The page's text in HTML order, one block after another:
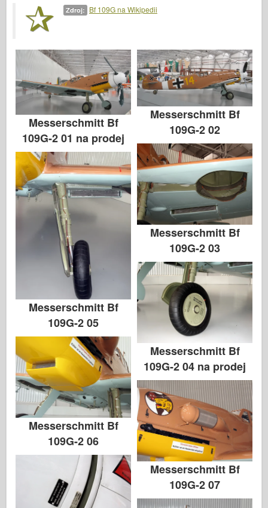
Meng Model
Tamiya
Tristar
Trumpetista
Zvezda
Alba-Fotky
Procházka kolem
Knihy
Dvd
Kontakt
le Deník
Soupravy
Zdroj: Bf 109G na Wikipedii
Messerschmitt Bf
109G-2 01 na prodej
Messerschmitt Bf
109G-2 02
Messerschmitt Bf
109G-2 03
Messerschmitt Bf
109G-2 05
Messerschmitt Bf
109G-2 04 na prodej
Messerschmitt Bf
109G-2 06
Messerschmitt Bf
109G-2 07